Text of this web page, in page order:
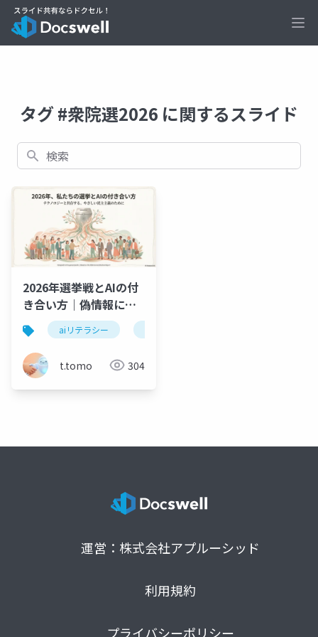
タグ #衆院選2026 に関するスライド
検索
2026年選挙戦とAIの付
き合い方｜偽情報に騙
されないaiリテラシー
t.tomo 304
運営：株式会社アプルーシッド
利用規約
プライバシーポリシー